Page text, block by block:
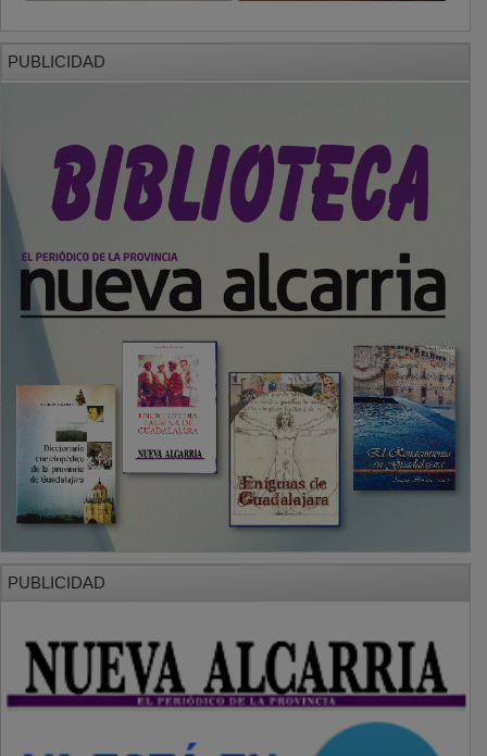
PUBLICIDAD
PUBLICIDAD